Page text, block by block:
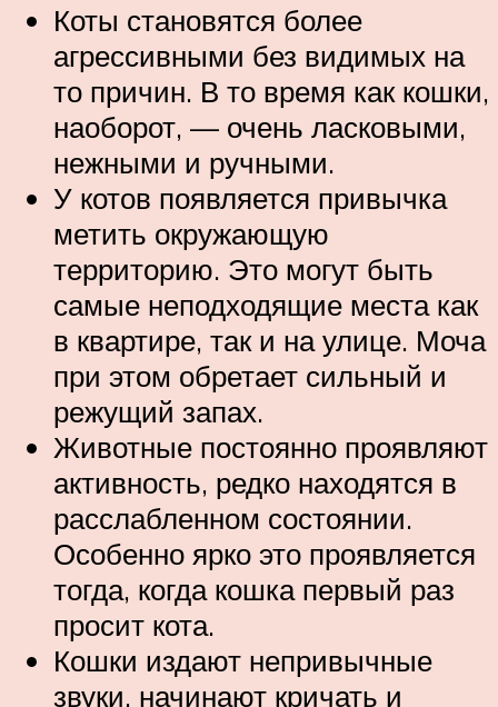
Коты становятся более
агрессивными без видимых на
то причин. В то время как кошки,
наоборот, — очень ласковыми,
нежными и ручными.
У котов появляется привычка
метить окружающую
территорию. Это могут быть
самые неподходящие места как
в квартире, так и на улице. Моча
при этом обретает сильный и
режущий запах.
Животные постоянно проявляют
активность, редко находятся в
расслабленном состоянии.
Особенно ярко это проявляется
тогда, когда кошка первый раз
просит кота.
Кошки издают непривычные
звуки, начинают кричать и